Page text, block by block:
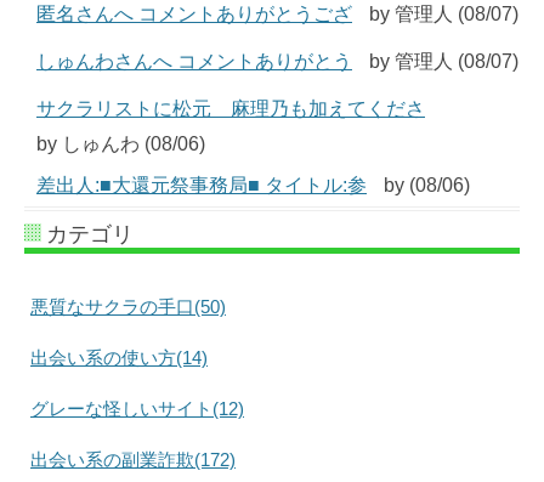
匿名さんへ コメントありがとうござ by 管理人 (08/07)
しゅんわさんへ コメントありがとう by 管理人 (08/07)
サクラリストに松元 麻理乃も加えてくださ
by しゅんわ (08/06)
差出人:■大還元祭事務局■ タイトル:参
by (08/06)
カテゴリ
悪質なサクラの手口(50)
出会い系の使い方(14)
グレーな怪しいサイト(12)
出会い系の副業詐欺(172)